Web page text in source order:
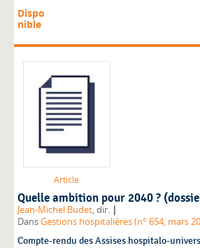
Dispo
nible
Article
Quelle ambition pour 2040 ?
Jean-Michel Budet, dir. |
DansGestions hospitalières (n° 654, mars
Compte-rendu des Assises hospitalo-